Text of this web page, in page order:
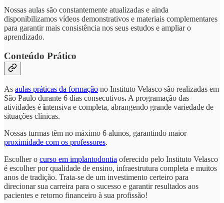
Nossas aulas são constantemente atualizadas e ainda
disponibilizamos vídeos demonstrativos e materiais complementares
para garantir mais consistência nos seus estudos e ampliar o
aprendizado.
Conteúdo Prático
As aulas práticas da formação no Instituto Velasco são realizadas em
São Paulo durante 6 dias consecutivos. A programação das
atividades é intensiva e completa, abrangendo grande variedade de
situações clínicas.
Nossas turmas têm no máximo 6 alunos, garantindo maior
proximidade com os professores.
Escolher o curso em implantodontia oferecido pelo Instituto Velasco
é escolher por qualidade de ensino, infraestrutura completa e muitos
anos de tradição. Trata-se de um investimento certeiro para
direcionar sua carreira para o sucesso e garantir resultados aos
pacientes e retorno financeiro à sua profissão!